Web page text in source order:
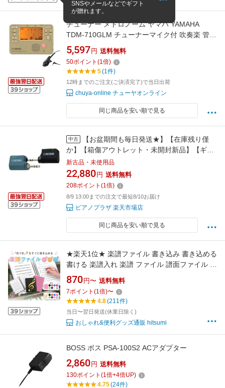
チューナー メトロノーム ヤマハ YAMAHA
TDM-710GLM チューナーマイク付 吹奏楽 管楽
器 弦楽器 ブラスバンド オーケストラ
5,597 円 送料無料
50ポイント (1倍)
5(1件)
12時までのご注文(ご決済完了)で当日出荷
chuya-online チューヤオンライン
同じ商品を安い順で見る
中古
【お盆期間も毎日発送★】【在庫残り僅
か】【箱傷アウトレット・未開封新品】【ギタ
ー ベース エアロフォン】BOSS ボス Wireless
System レシーバーワイヤレスシステム WL-
20L
新古品・未使用品
22,880 円 送料無料
208ポイント (1倍)
8/9 13:00までの注文で最短8/10お届け
ピアノプラザ 楽天市場店
同じ商品を安い順で見る
★楽天1位★ 楽譜ファイル 書き込み 書き込める
書ける 楽譜入れ 楽譜 ファイル 譜面ファイル 見
開き2面 楽譜入れファイル A4 サイズ 音楽ファ
イル 10 20 30枚収納 ページ バンドファイル ク
リアファイル 吹奏楽部 バンド 楽譜用 音楽会
870 円〜 送料無料
7ポイント (1倍)〜
4.8(211件)
当日〜翌日発送(休業日除く)
おしゃれ&便利グッズ通販 hitsumi
BOSS ボス PSA-100S2 ACアダプター
2,860 円 送料無料
130ポイント (1倍+4倍UP)
4.75(24件)
SNSやメールなどでギフト
が贈れます。